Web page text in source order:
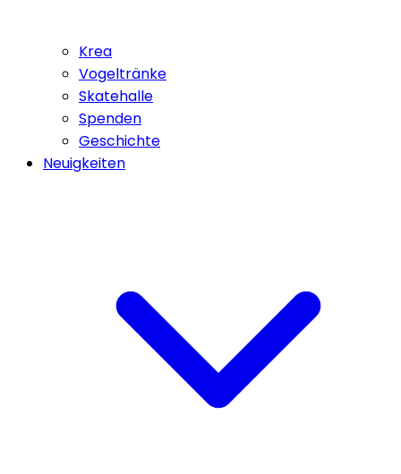
Krea
Vogeltränke
Skatehalle
Spenden
Geschichte
Neuigkeiten